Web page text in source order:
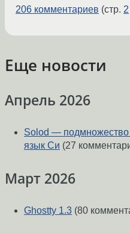
206 комментариев (стр. 2
Еще новости
Апрель 2026
Solod — подмножество
язык Си (27
Март 2026
Ghostty 1.3 (80